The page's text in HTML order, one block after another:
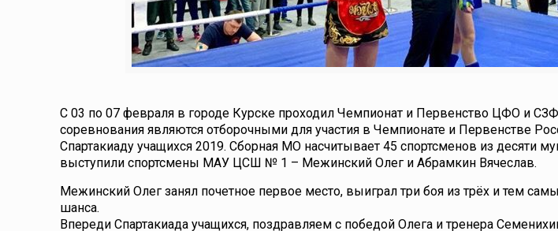
С 03 по 07 февраля в городе Курске проходил Чемпионат и Первенство ЦФО и
соревнования являются отборочными для участия в Чемпионате и Первенстве
Спартакиаду учащихся 2019. Сборная МО насчитывает 45 спортсменов из десяти
выступили спортсмены МАУ ЦСШ № 1 – Межинский Олег и Абрамкин Вячеслав.
Межинский Олег занял почетное первое место, выиграл три боя из трёх и тем
шанса.
Впереди Спартакиада учащихся, поздравляем с победой Олега и тренера